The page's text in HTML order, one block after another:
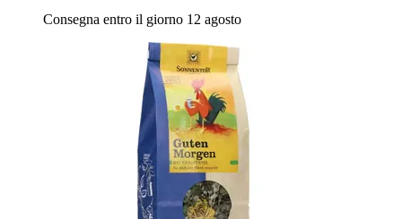
Consegna entro il giorno 12 agosto